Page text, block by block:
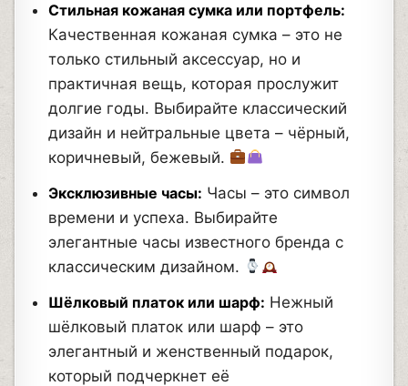
Стильная кожаная сумка или портфель:
Качественная кожаная сумка – это не
только стильный аксессуар, но и
практичная вещь, которая прослужит
долгие годы. Выбирайте классический
дизайн и нейтральные цвета – чёрный,
коричневый, бежевый.
Эксклюзивные часы: Часы – это символ
времени и успеха. Выбирайте
элегантные часы известного бренда с
классическим дизайном.
Шёлковый платок или шарф: Нежный
шёлковый платок или шарф – это
элегантный и женственный подарок,
который подчеркнет её